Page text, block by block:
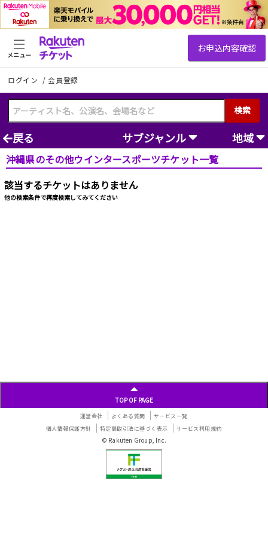
ログイン /会員登録
検索
メニュー
戻る サブジャンル 地域
沖縄県のその他ウインタースポーツチケット一覧
該当するチケットはありません
他の検索条件で再度検索してみてください
TOP OF PAGE
運営会社 よくある質問
サービス一覧
個人情報保護方針
特定商取引法に基づく表示 サービス利用規約
© Rakuten Group, Inc.